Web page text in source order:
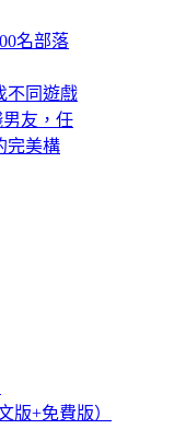
名部落
不同遊戲
男友，任
完美構
版+免費版）